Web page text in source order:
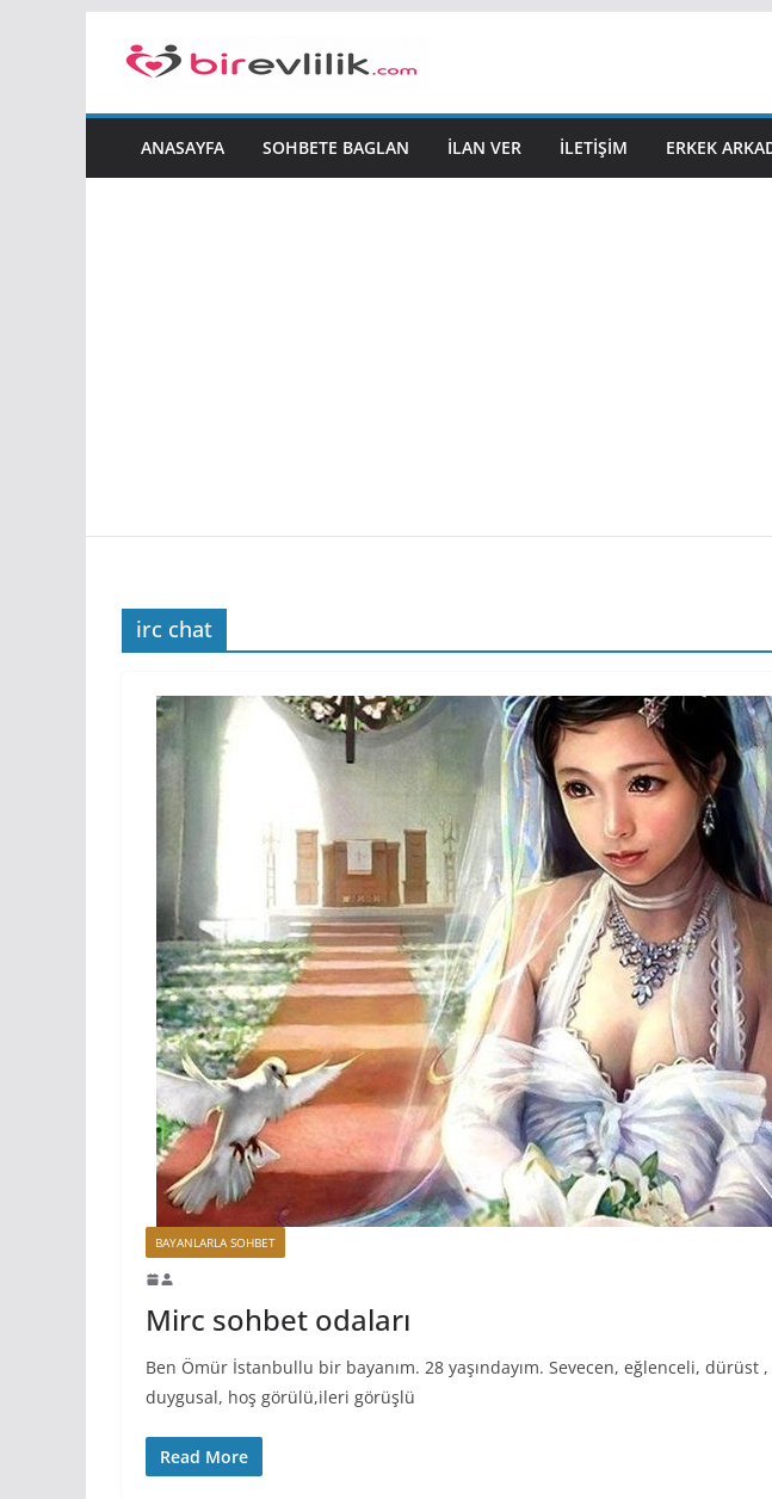
ANASAYFA SOHBETE BAGLAN İLAN VER İLETIŞIM ERKEK
irc chat
BAYANLARLA SOHBET
Mirc sohbet odaları
Ben Ömür İstanbullu bir bayanım. 28 yaşındayım. Sevecen, eğlenceli,
duygusal, hoş görülü,ileri görüşlü
Read More